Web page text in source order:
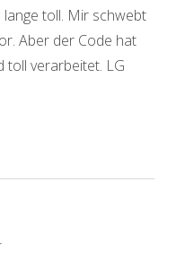
toll. Mir schwebt
Aber der Code hat
toll verarbeitet. LG